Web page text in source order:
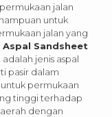
jalan
untuk
jalan yang
Aspal Sandsheet
jenis aspal
pasir dalam
permukaan
tinggi terhadap
dengan